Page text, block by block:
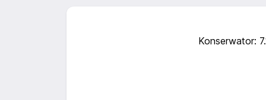
Konserwator: